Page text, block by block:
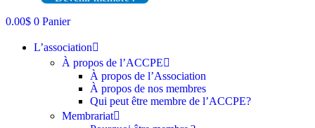
0.00$ 0 Panier
L’association
À propos de l’ACCPE
À propos de l’Association
À propos de nos membres
Qui peut être membre de l’ACCPE?
Membrariat